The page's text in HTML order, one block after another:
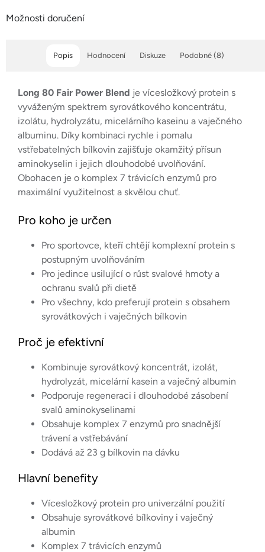
Možnosti doručení
Popis Podobné (8)
Hodnocení Diskuze
Long 80 Fair Power Blend je vícesložkový protein s
vyváženým spektrem syrovátkového koncentrátu,
izolátu, hydrolyzátu, micelárního kaseinu a vaječného
albuminu. Díky kombinaci rychle i pomalu
vstřebatelných bílkovin zajišťuje okamžitý přísun
aminokyselin i jejich dlouhodobé uvolňování.
Obohacen je o komplex 7 trávicích enzymů pro
maximální využitelnost a skvělou chuť.
Pro koho je určen
Pro sportovce, kteří chtějí komplexní protein s
postupným uvolňováním
Pro jedince usilující o růst svalové hmoty a
ochranu svalů při dietě
Pro všechny, kdo preferují protein s obsahem
syrovátkových i vaječných bílkovin
Proč je efektivní
Kombinuje syrovátkový koncentrát, izolát,
hydrolyzát, micelární kasein a vaječný albumin
Podporuje regeneraci i dlouhodobé zásobení
svalů aminokyselinami
Obsahuje komplex 7 enzymů pro snadnější
trávení a vstřebávání
Dodává až 23 g bílkovin na dávku
Hlavní benefity
Vícesložkový protein pro univerzální použití
Obsahuje syrovátkové bílkoviny i vaječný
albumin
Komplex 7 trávicích enzymů